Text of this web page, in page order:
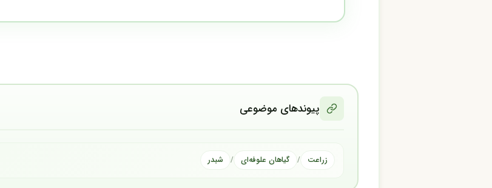
پیوندهای موضوعی
زراعت / گیاهان علوفه‌ای / شبدر